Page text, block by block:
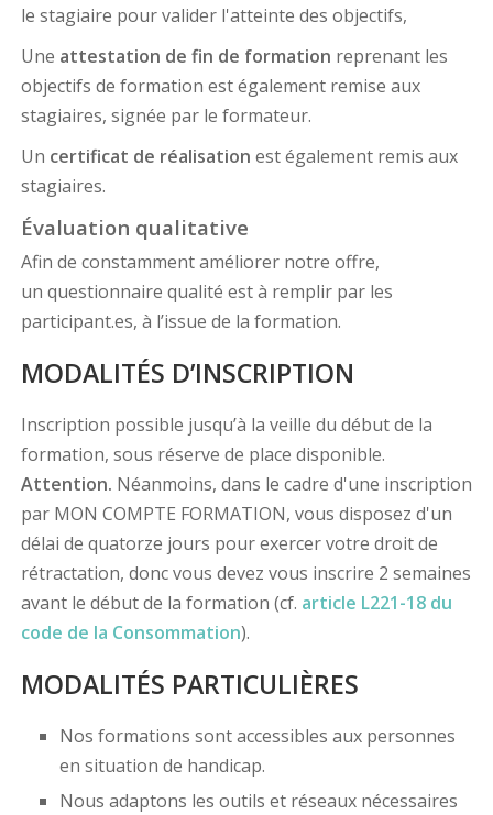
le stagiaire pour valider l'atteinte des objectifs,
Une attestation de fin de formation reprenant les
objectifs de formation est également remise aux
stagiaires, signée par le formateur.
Un certificat de réalisation est également remis aux
stagiaires.
Évaluation qualitative
Afin de constamment améliorer notre offre,
un questionnaire qualité est à remplir par les
participant.es, à l’issue de la formation.
MODALITÉS D’INSCRIPTION
Inscription possible jusqu’à la veille du début de la
formation, sous réserve de place disponible.
Attention. Néanmoins, dans le cadre d'une inscription
par MON COMPTE FORMATION, vous disposez d'un
délai de quatorze jours pour exercer votre droit de
rétractation, donc vous devez vous inscrire 2 semaines
avant le début de la formation (cf. article L221-18 du
code de la Consommation).
MODALITÉS PARTICULIÈRES
Nos formations sont accessibles aux personnes
en situation de handicap.
Nous adaptons les outils et réseaux nécessaires